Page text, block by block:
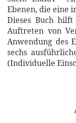
Ebenen, die eine
Dieses Buch
Auftreten von
Anwendung des
sechs
(Individuelle